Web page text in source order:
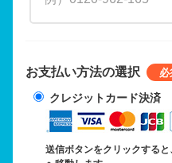
お支払い方法の選択
クレジットカード決済
送信ボタンをクリックする